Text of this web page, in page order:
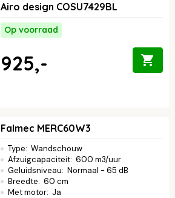
Airo design COSU7429BL
Op voorraad
925,-
Falmec MERC60W3
Type: Wandschouw
Afzuigcapaciteit: 600 m3/uur
Geluidsniveau: Normaal - 65 dB
Breedte: 60 cm
Met motor: Ja